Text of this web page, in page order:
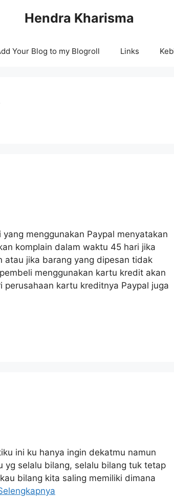
Hendra Kharisma
Your Blog to my Blogroll Links
menggunakan Paypal menyatakan
komplain dalam waktu 45 hari jika
atau jika barang yang dipesan tidak
menggunakan kartu kredit akan
kartu kreditnya Paypal juga
ini ku hanya ingin dekatmu namun
yg selalu bilang, selalu bilang tuk tetap
bilang kita saling memiliki dimana